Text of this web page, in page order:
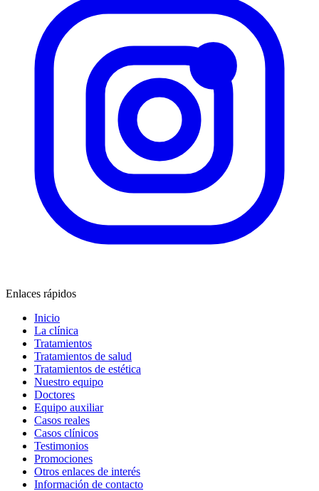
Enlaces rápidos
Inicio
La clínica
Tratamientos
Tratamientos de salud
Tratamientos de estética
Nuestro equipo
Doctores
Equipo auxiliar
Casos reales
Casos clínicos
Testimonios
Promociones
Otros enlaces de interés
Información de contacto